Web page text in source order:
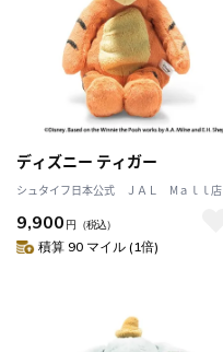
ディズニー ティガー
シュタイフ日本公式 ＪＡＬ Mａｌｌ店
9,900 円 （税込）
積算 90 マイル (1倍)